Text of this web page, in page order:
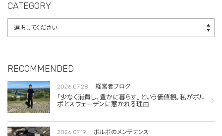
CATEGORY
RECOMMENDED
2026.07.28 経営者ブログ
「少なく消費し、豊かに暮らす」という価値観。私がボル
ボとスウェーデンに惹かれる理由
2026.07.19 ボルボのメンテナンス